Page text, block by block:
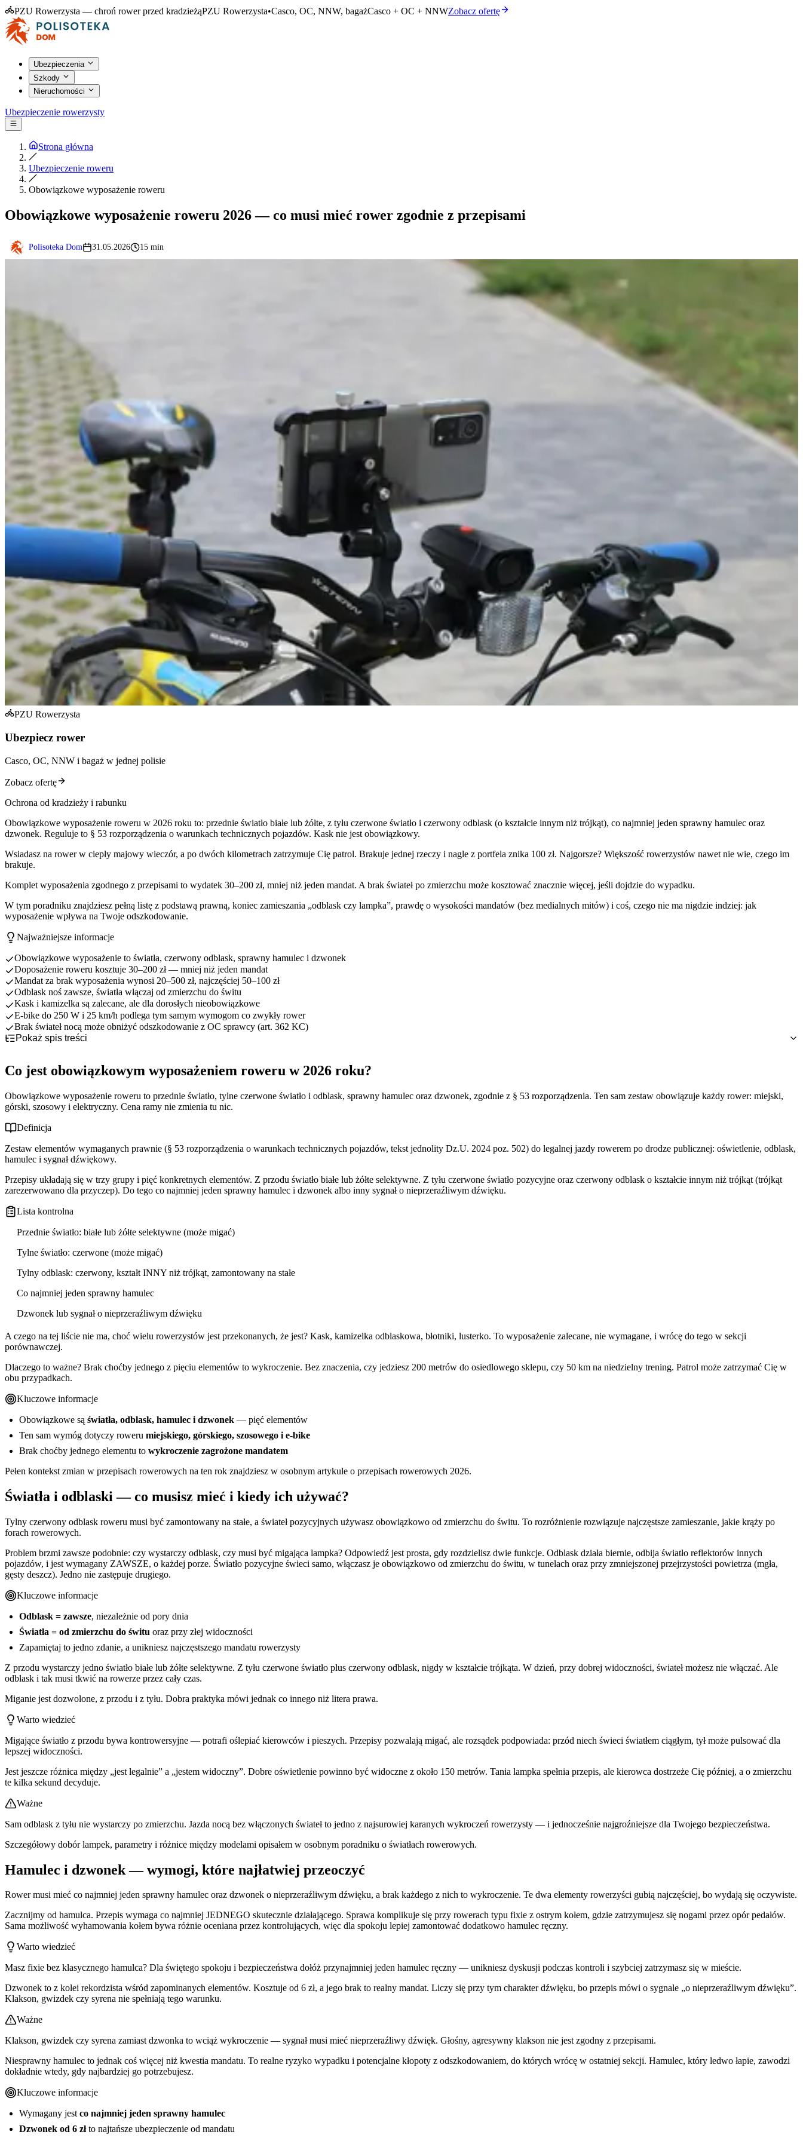
PZU Rowerzysta — chroń rower przed kradzieżąPZU Rowerzysta•Casco, OC, NNW, bagażCasco + OC + NNWZobacz ofertę
Ubezpieczenia
Szkody
Nieruchomości
Ubezpieczenie rowerzysty
Strona główna
Ubezpieczenie roweru
Obowiązkowe wyposażenie roweru
Obowiązkowe wyposażenie roweru 2026 — co musi mieć rower zgodnie z przepisami
Polisoteka Dom 31.05.2026 15 min
PZU Rowerzysta
Ubezpiecz rower
Casco, OC, NNW i bagaż w jednej polisie
Zobacz ofertę
Ochrona od kradzieży i rabunku
Obowiązkowe wyposażenie roweru w 2026 roku to: przednie światło białe lub żółte, z tyłu czerwone światło i czerwony odblask (o kształcie innym niż trójkąt), co najmniej jeden sprawny hamulec oraz
dzwonek. Reguluje to § 53 rozporządzenia o warunkach technicznych pojazdów. Kask nie jest obowiązkowy.
Wsiadasz na rower w ciepły majowy wieczór, a po dwóch kilometrach zatrzymuje Cię patrol. Brakuje jednej rzeczy i nagle z portfela znika 100 zł. Najgorsze? Większość rowerzystów nawet nie wie, czego im
brakuje.
Komplet wyposażenia zgodnego z przepisami to wydatek 30–200 zł, mniej niż jeden mandat. A brak świateł po zmierzchu może kosztować znacznie więcej, jeśli dojdzie do wypadku.
W tym poradniku znajdziesz pełną listę z podstawą prawną, koniec zamieszania „odblask czy lampka”, prawdę o wysokości mandatów (bez medialnych mitów) i coś, czego nie ma nigdzie indziej: jak
wyposażenie wpływa na Twoje odszkodowanie.
Najważniejsze informacje
Obowiązkowe wyposażenie to światła, czerwony odblask, sprawny hamulec i dzwonek
Doposażenie roweru kosztuje 30–200 zł — mniej niż jeden mandat
Mandat za brak wyposażenia wynosi 20–500 zł, najczęściej 50–100 zł
Odblask noś zawsze, światła włączaj od zmierzchu do świtu
Kask i kamizelka są zalecane, ale dla dorosłych nieobowiązkowe
E-bike do 250 W i 25 km/h podlega tym samym wymogom co zwykły rower
Brak świateł nocą może obniżyć odszkodowanie z OC sprawcy (art. 362 KC)
Pokaż spis treści
Hamulec i dzwonek — wymogi, które najłatwiej przeoczyć
Ile kosztuje doposażenie roweru zgodnie z przepisami?
Obowiązkowe vs zalecane wyposażenie — kask, kamizelka, e-bike i szosówka
Kask i kamizelka — zalecane, choć potrafią uratować życie
Mandaty za brak wyposażenia — ile naprawdę grozi w 2026 roku?
Najczęstsze błędy rowerzystów przy wyposażeniu roweru
Czy brak wyposażenia może obniżyć Twoje odszkodowanie?
Co jest obowiązkowym wyposażeniem roweru w 2026 roku?
Obowiązkowe wyposażenie roweru to przednie światło, tylne czerwone światło i odblask, sprawny hamulec oraz dzwonek, zgodnie z § 53 rozporządzenia. Ten sam zestaw obowiązuje każdy rower: miejski,
górski, szosowy i elektryczny. Cena ramy nie zmienia tu nic.
Definicja
Zestaw elementów wymaganych prawnie (§ 53 rozporządzenia o warunkach technicznych pojazdów, tekst jednolity Dz.U. 2024 poz. 502) do legalnej jazdy rowerem po drodze publicznej: oświetlenie, odblask,
hamulec i sygnał dźwiękowy.
Przepisy układają się w trzy grupy i pięć konkretnych elementów. Z przodu światło białe lub żółte selektywne. Z tyłu czerwone światło pozycyjne oraz czerwony odblask o kształcie innym niż trójkąt (trójkąt
zarezerwowano dla przyczep). Do tego co najmniej jeden sprawny hamulec i dzwonek albo inny sygnał o nieprzeraźliwym dźwięku.
Lista kontrolna
Przednie światło: białe lub żółte selektywne (może migać)
Tylne światło: czerwone (może migać)
Tylny odblask: czerwony, kształt INNY niż trójkąt, zamontowany na stałe
Co najmniej jeden sprawny hamulec
Dzwonek lub sygnał o nieprzeraźliwym dźwięku
A czego na tej liście nie ma, choć wielu rowerzystów jest przekonanych, że jest? Kask, kamizelka odblaskowa, błotniki, lusterko. To wyposażenie zalecane, nie wymagane, i wrócę do tego w sekcji
porównawczej.
Dlaczego to ważne? Brak choćby jednego z pięciu elementów to wykroczenie. Bez znaczenia, czy jedziesz 200 metrów do osiedlowego sklepu, czy 50 km na niedzielny trening. Patrol może zatrzymać Cię w
obu przypadkach.
Kluczowe informacje
Obowiązkowe są światła, odblask, hamulec i dzwonek — pięć elementów
Ten sam wymóg dotyczy roweru miejskiego, górskiego, szosowego i e-bike
Brak choćby jednego elementu to wykroczenie zagrożone mandatem
Pełen kontekst zmian w przepisach rowerowych na ten rok znajdziesz w osobnym artykule o przepisach rowerowych 2026.
Światła i odblaski — co musisz mieć i kiedy ich używać?
Tylny czerwony odblask roweru musi być zamontowany na stałe, a świateł pozycyjnych używasz obowiązkowo od zmierzchu do świtu. To rozróżnienie rozwiązuje najczęstsze zamieszanie, jakie krąży po
forach rowerowych.
Problem brzmi zawsze podobnie: czy wystarczy odblask, czy musi być migająca lampka? Odpowiedź jest prosta, gdy rozdzielisz dwie funkcje. Odblask działa biernie, odbija światło reflektorów innych
pojazdów, i jest wymagany ZAWSZE, o każdej porze. Światło pozycyjne świeci samo, włączasz je obowiązkowo od zmierzchu do świtu, w tunelach oraz przy zmniejszonej przejrzystości powietrza (mgła,
gęsty deszcz). Jedno nie zastępuje drugiego.
Kluczowe informacje
Odblask = zawsze, niezależnie od pory dnia
Światła = od zmierzchu do świtu oraz przy złej widoczności
Zapamiętaj to jedno zdanie, a unikniesz najczęstszego mandatu rowerzysty
Z przodu wystarczy jedno światło białe lub żółte selektywne. Z tyłu czerwone światło plus czerwony odblask, nigdy w kształcie trójkąta. W dzień, przy dobrej widoczności, świateł możesz nie włączać. Ale
odblask i tak musi tkwić na rowerze przez cały czas.
Miganie jest dozwolone, z przodu i z tyłu. Dobra praktyka mówi jednak co innego niż litera prawa.
Warto wiedzieć
Migające światło z przodu bywa kontrowersyjne — potrafi oślepiać kierowców i pieszych. Przepisy pozwalają migać, ale rozsądek podpowiada: przód niech świeci światłem ciągłym, tył może pulsować dla
lepszej widoczności.
Jest jeszcze różnica między „jest legalnie” a „jestem widoczny”. Dobre oświetlenie powinno być widoczne z około 150 metrów. Tania lampka spełnia przepis, ale kierowca dostrzeże Cię później, a o zmierzchu
te kilka sekund decyduje.
Ważne
Sam odblask z tyłu nie wystarczy po zmierzchu. Jazda nocą bez włączonych świateł to jedno z najsurowiej karanych wykroczeń rowerzysty — i jednocześnie najgroźniejsze dla Twojego bezpieczeństwa.
Szczegółowy dobór lampek, parametry i różnice między modelami opisałem w osobnym poradniku o światłach rowerowych.
Hamulec i dzwonek — wymogi, które najłatwiej przeoczyć
Rower musi mieć co najmniej jeden sprawny hamulec oraz dzwonek o nieprzeraźliwym dźwięku, a brak każdego z nich to wykroczenie. Te dwa elementy rowerzyści gubią najczęściej, bo wydają się oczywiste.
Zacznijmy od hamulca. Przepis wymaga co najmniej JEDNEGO skutecznie działającego. Sprawa komplikuje się przy rowerach typu fixie z ostrym kołem, gdzie zatrzymujesz się nogami przez opór pedałów.
Sama możliwość wyhamowania kołem bywa różnie oceniana przez kontrolujących, więc dla spokoju lepiej zamontować dodatkowo hamulec ręczny.
Warto wiedzieć
Masz fixie bez klasycznego hamulca? Dla świętego spokoju i bezpieczeństwa dołóż przynajmniej jeden hamulec ręczny — unikniesz dyskusji podczas kontroli i szybciej zatrzymasz się w mieście.
Dzwonek to z kolei rekordzista wśród zapominanych elementów. Kosztuje od 6 zł, a jego brak to realny mandat. Liczy się przy tym charakter dźwięku, bo przepis mówi o sygnale „o nieprzeraźliwym dźwięku”.
Klakson, gwizdek czy syrena nie spełniają tego warunku.
Ważne
Klakson, gwizdek czy syrena zamiast dzwonka to wciąż wykroczenie — sygnał musi mieć nieprzeraźliwy dźwięk. Głośny, agresywny klakson nie jest zgodny z przepisami.
Niesprawny hamulec to jednak coś więcej niż kwestia mandatu. To realne ryzyko wypadku i potencjalne kłopoty z odszkodowaniem, do których wrócę w ostatniej sekcji. Hamulec, który ledwo łapie, zawodzi
dokładnie wtedy, gdy najbardziej go potrzebujesz.
Kluczowe informacje
Wymagany jestco najmniej jeden sprawny hamulec
Dzwonek od 6 złto najtańsze ubezpieczenie od mandatu